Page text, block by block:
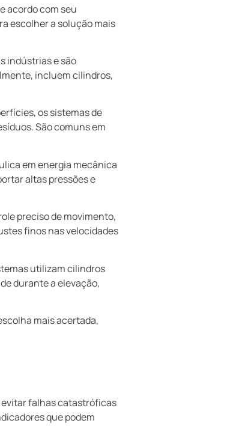
acordo com seu
escolher a solução mais
indústrias e são
incluem cilindros,
os sistemas de
São comuns em
em energia mecânica
altas pressões e
preciso de movimento,
finos nas velocidades
utilizam cilindros
durante a elevação,
mais acertada,
evitar falhas catastróficas
que podem